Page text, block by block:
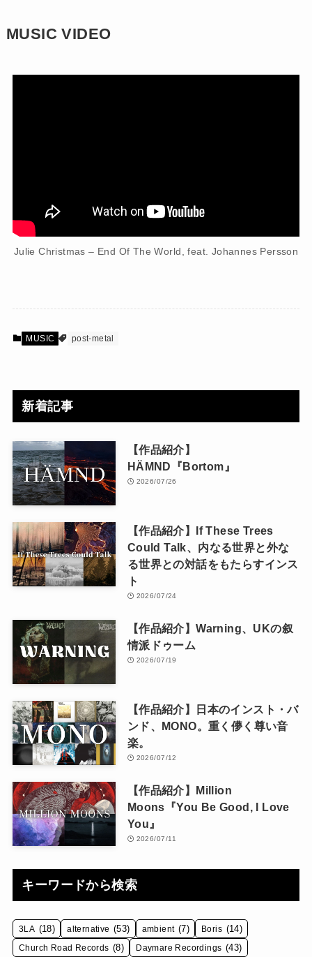
MUSIC VIDEO
Julie Christmas – End Of The World, feat. Johannes Persson
MUSIC post-metal
新着記事
【作品紹介】
HÄMND『Bortom』
2026/07/26
【作品紹介】If These Trees
Could Talk、内なる世界と外な
る世界との対話をもたらすインス
ト
2026/07/24
【作品紹介】Warning、UKの叙
情派ドゥーム
2026/07/19
【作品紹介】日本のインスト・バ
ンド、MONO。重く儚く尊い音
楽。
2026/07/12
【作品紹介】Million
Moons『You Be Good, I Love
You』
2026/07/11
キーワードから検索
3LA (18) alternative (53) ambient (7) Boris (14)
Church Road Records (8) Daymare Recordings (43)